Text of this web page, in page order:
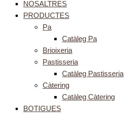
NOSALTRES
PRODUCTES
Pa
Catàleg Pa
Brioixeria
Pastisseria
Catàleg Pastisseria
Càtering
Catàleg Càtering
BOTIGUES